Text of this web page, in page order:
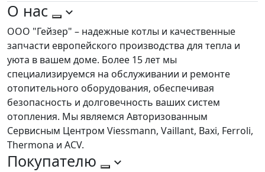
О нас
ООО "Гейзер" – надежные котлы и качественные
запчасти европейского производства для тепла и
уюта в вашем доме. Более 15 лет мы
специализируемся на обслуживании и ремонте
отопительного оборудования, обеспечивая
безопасность и долговечность ваших систем
отопления. Мы являемся Авторизованным
Сервисным Центром Viessmann, Vaillant, Baxi, Ferroli,
Thermona и ACV.
Покупателю